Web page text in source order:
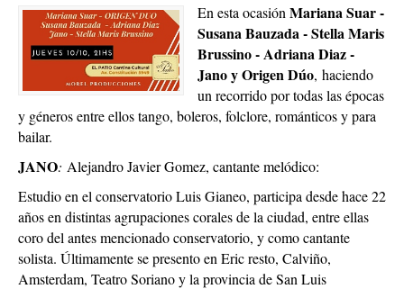
En esta ocasión Mariana Suar -
Susana Bauzada - Stella Maris
Brussino - Adriana Diaz -
Jano y Origen Dúo, haciendo
un recorrido por todas las épocas
y géneros entre ellos tango, boleros, folclore, románticos y para
bailar.
JANO: Alejandro Javier Gomez, cantante melódico:
Estudio en el conservatorio Luis Gianeo, participa desde hace 22
años en distintas agrupaciones corales de la ciudad, entre ellas
coro del antes mencionado conservatorio, y como cantante
solista. Últimamente se presento en Eric resto, Calviño,
Amsterdam, Teatro Soriano y la provincia de San Luis